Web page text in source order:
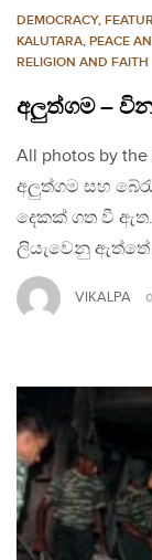
DEMOCRACY,
KALUTARA, PEACE
RELIGION AND FAITH
අලුත්ගම –
All photos by
අලුත්ගම සහ
දෙකක් ගත වී
ලියැවෙනු ඇත්තේ
VIKALPA